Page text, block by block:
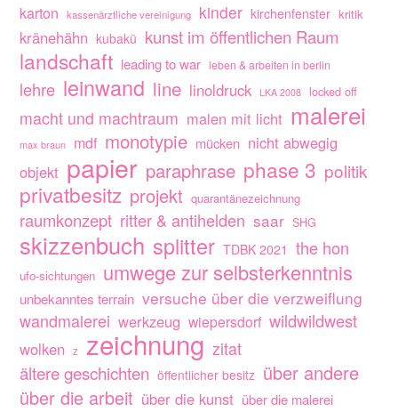
karton kassenärztliche vereinigung kinder kirchenfenster kritik
kränehähn kubakü kunst im öffentlichen Raum
landschaft leading to war leben & arbeiten in berlin
lehre leinwand line linoldruck LKA 2008 locked off
macht und machtraum malen mit licht malerei
max braun mdf monotypie mücken nicht abwegig
objekt papier paraphrase phase 3 politik
privatbesitz projekt quarantänezeichnung
raumkonzept ritter & antihelden saar SHG
skizzenbuch splitter TDBK 2021 the hon
ufo-sichtungen umwege zur selbsterkenntnis
unbekanntes terrain versuche über die verzweiflung
wandmalerei werkzeug wiepersdorf wildwildwest
wolken z zeichnung zitat
ältere geschichten öffentlicher besitz über andere
über die arbeit über die kunst über die malerei